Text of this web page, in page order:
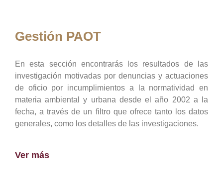
Gestión PAOT
En esta sección encontrarás los resultados de las
investigación motivadas por denuncias y actuaciones
de oficio por incumplimientos a la normatividad en
materia ambiental y urbana desde el año 2002 a la
fecha, a través de un filtro que ofrece tanto los datos
generales, como los detalles de las investigaciones.
Ver más